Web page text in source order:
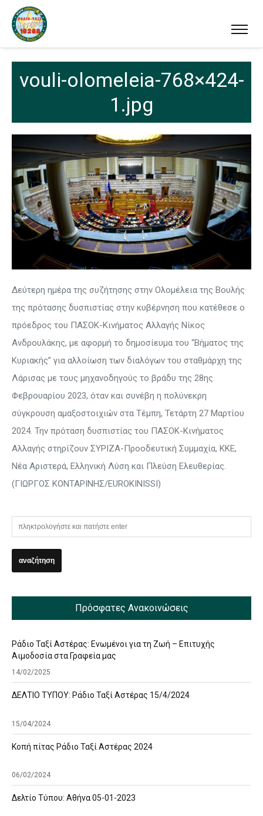
vouli-olomeleia-768×424-
1.jpg
Δεύτερη ημέρα της συζήτησης στην Ολομέλεια της Βουλής
της πρότασης δυσπιστίας στην κυβέρνηση που κατέθεσε ο
πρόεδρος του ΠΑΣΟΚ-Κινήματος Αλλαγής Νίκος
Ανδρουλάκης, με αφορμή το δημοσίευμα του “Βήματος της
Κυριακής” για αλλοίωση των διαλόγων του σταθμάρχη της
Λάρισας με τους μηχανοδηγούς το βράδυ της 28ης
Φεβρουαρίου 2023, όταν και συνέβη η πολύνεκρη
σύγκρουση αμαξοστοιχιών στα Τέμπη, Τετάρτη 27 Μαρτίου
2024. Την πρόταση δυσπιστίας του ΠΑΣΟΚ-Κινήματος
Αλλαγής στηρίζουν ΣΥΡΙΖΑ-Προοδευτική Συμμαχία, ΚΚΕ,
Νέα Αριστερά, Ελληνική Λύση και Πλεύση Ελευθερίας.
(ΓΙΩΡΓΟΣ ΚΟΝΤΑΡΙΝΗΣ/EUROKINISSI)
Πρόσφατες Ανακοινώσεις
Ράδιο Ταξί Αστέρας: Ενωμένοι για τη Ζωή – Επιτυχής
Αιμοδοσία στα Γραφεία μας
14/02/2025
ΔΕΛΤΙΟ ΤΥΠΟΥ: Ράδιο Ταξί Αστέρας 15/4/2024
15/04/2024
Κοπή πίτας Ράδιο Ταξί Αστέρας 2024
06/02/2024
Δελτίο Τύπου: Αθήνα 05-01-2023